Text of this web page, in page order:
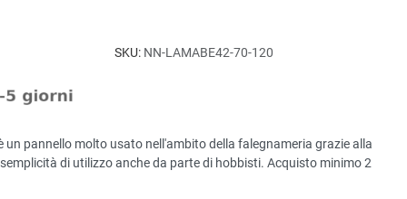
SKU: NN-LAMABE42-70-120
un pannello molto usato nell'ambito della falegnameria grazie alla
di utilizzo anche da parte di hobbisti. Acquisto minimo 2